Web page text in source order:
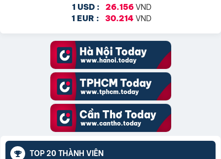
1 USD : 26.156VND
1 EUR : 30.214 VND
TOP 20 THÀNH VIÊN